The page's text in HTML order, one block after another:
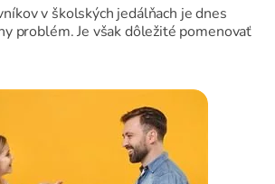
v školských jedálňach je dnes
problém. Je však dôležité pomenovať